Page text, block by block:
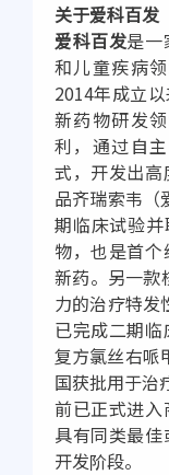
关于爱科百发
爱科百发是一
和儿童疾病
2014年成立
新药物研发
利，通过自
式，开发出
品齐瑞索韦（
期临床试验
物，也是首
新药。另一款
力的治疗特发
已完成二期临
复方氯丝右哌
国获批用于治
前已正式进
具有同类最
开发阶段。